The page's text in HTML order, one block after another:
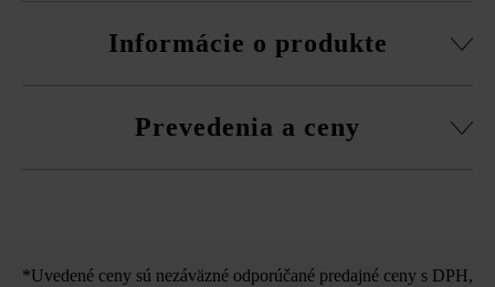
Informácie o produkte
Steinwerke dodatočnú impregnáciu pomocou prípravku
Prevedenia a ceny
záhon kompletný set
*Uvedené ceny sú nezáväzné odporúčané predajné ceny s DPH,